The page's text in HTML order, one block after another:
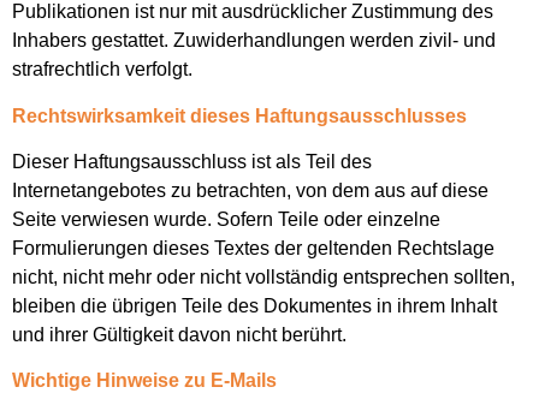
Publikationen ist nur mit ausdrücklicher Zustimmung des
Inhabers gestattet. Zuwiderhandlungen werden zivil- und
strafrechtlich verfolgt.
Rechtswirksamkeit dieses Haftungsausschlusses
Dieser Haftungsausschluss ist als Teil des
Internetangebotes zu betrachten, von dem aus auf diese
Seite verwiesen wurde. Sofern Teile oder einzelne
Formulierungen dieses Textes der geltenden Rechtslage
nicht, nicht mehr oder nicht vollständig entsprechen sollten,
bleiben die übrigen Teile des Dokumentes in ihrem Inhalt
und ihrer Gültigkeit davon nicht berührt.
Wichtige Hinweise zu E-Mails